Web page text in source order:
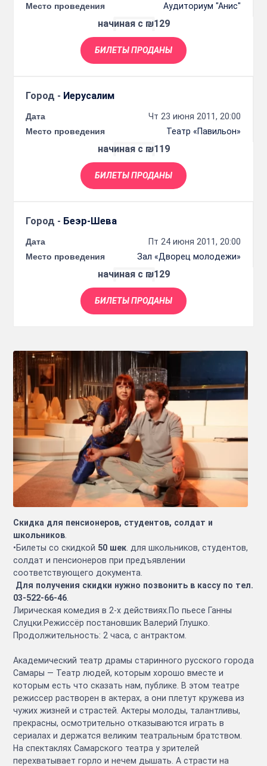
Место проведения
Аудиториум "Анис"
начиная с ₪129
БИЛЕТЫ ПРОДАНЫ
Город - Иерусалим
Дата
Чт 23 июня 2011, 20:00
Место проведения
Театр «Павильон»
начиная с ₪119
БИЛЕТЫ ПРОДАНЫ
Город - Беэр-Шева
Дата
Пт 24 июня 2011, 20:00
Место проведения
Зал «Дворец молодежи»
начиная с ₪129
БИЛЕТЫ ПРОДАНЫ
Скидка для пенсионеров, студентов, солдат и
школьников
•Билеты со скидкой 50 шек . для школьников, студентов,
солдат и пенсионеров при предъявлении
соответствующего документа.
Для получения скидки нужно позвонить в кассу по тел.
03-522-66-46
Лирическая комедия в 2-х действиях.По пьесе Ганны
Слуцки.Режиссёр постановшик Валерий Глушко.
Продолжительность: 2 часа, с антрактом.
Академический театр драмы старинного русского города
Самары — Театр людей, которым хорошо вместе и
которым есть что сказать нам, публике. В этом театре
режиссер растворен в актерах, а они плетут кружева из
чужих жизней и страстей. Актеры молоды, талантливы,
прекрасны, осмотрительно отказываются играть в
сериалах и держатся великим театральным братством.
На спектаклях Самарского театра у зрителей
перехватывает горло и нечем дышать. А страсти на